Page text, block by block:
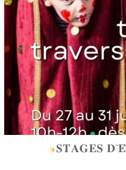
𝐒𝐓𝐀𝐆𝐄𝐒